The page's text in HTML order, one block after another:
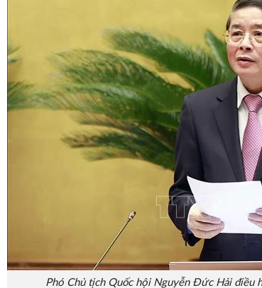
Phó Chủ tịch Quốc hội Nguyễn Đức Hải điều